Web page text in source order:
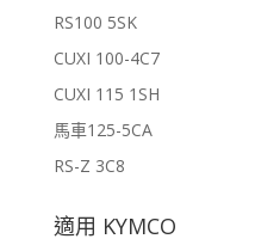
RS100 5SK
CUXI 100-4C7
CUXI 115 1SH
馬車125-5CA
RS-Z 3C8
適用 KYMCO